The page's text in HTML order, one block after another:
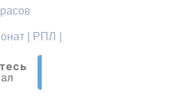
| РПЛ |